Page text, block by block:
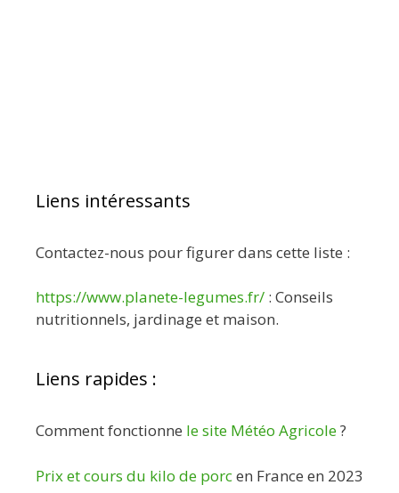
Liens intéressants
Contactez-nous pour figurer dans cette liste :
https://www.planete-legumes.fr/ : Conseils
nutritionnels, jardinage et maison.
Liens rapides :
Comment fonctionne le site Météo Agricole?
Prix et cours du kilo de porcen France en 2023